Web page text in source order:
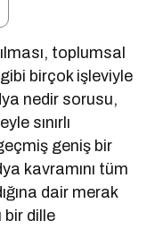
toplumsal
birçok işleviyle
nedir sorusu,
sınırlı
geniş bir
kavramını tüm
dair merak
bir dille